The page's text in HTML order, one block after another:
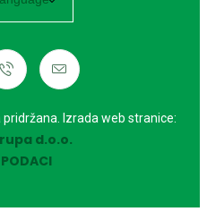
Izrada web stranice:
d.o.o.